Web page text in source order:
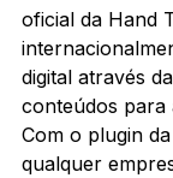
oficial da Hand
digital através
conteúdos para
Com o plugin
qualquer